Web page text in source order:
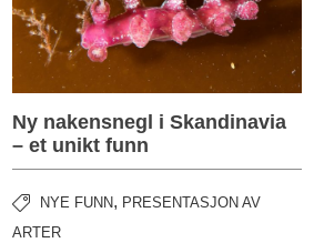
Ny nakensnegl i Skandinavia
– et unikt funn
NYE FUNN, PRESENTASJON AV
ARTER